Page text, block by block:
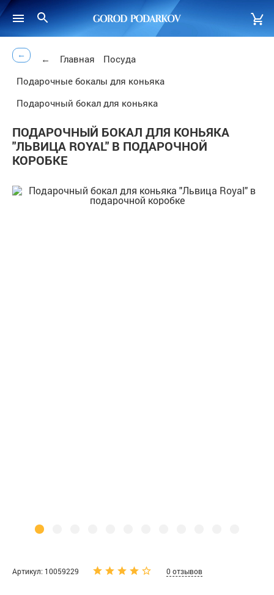
← ← Главная
Посуда
Подарочные бокалы для коньяка
Подарочный бокал для коньяка
ПОДАРОЧНЫЙ БОКАЛ ДЛЯ КОНЬЯКА
"ЛЬВИЦА ROYAL" В ПОДАРОЧНОЙ
КОРОБКЕ
Артикул: 10059229 0 отзывов